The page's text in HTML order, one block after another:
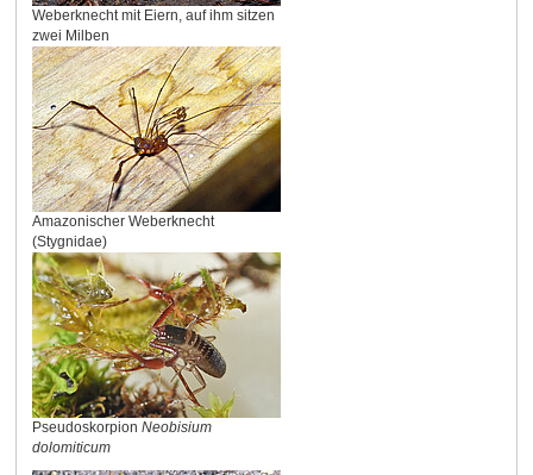
Weberknecht mit Eiern, auf ihm sitzen
zwei Milben
Amazonischer Weberknecht
(Stygnidae)
Pseudoskorpion Neobisium
dolomiticum